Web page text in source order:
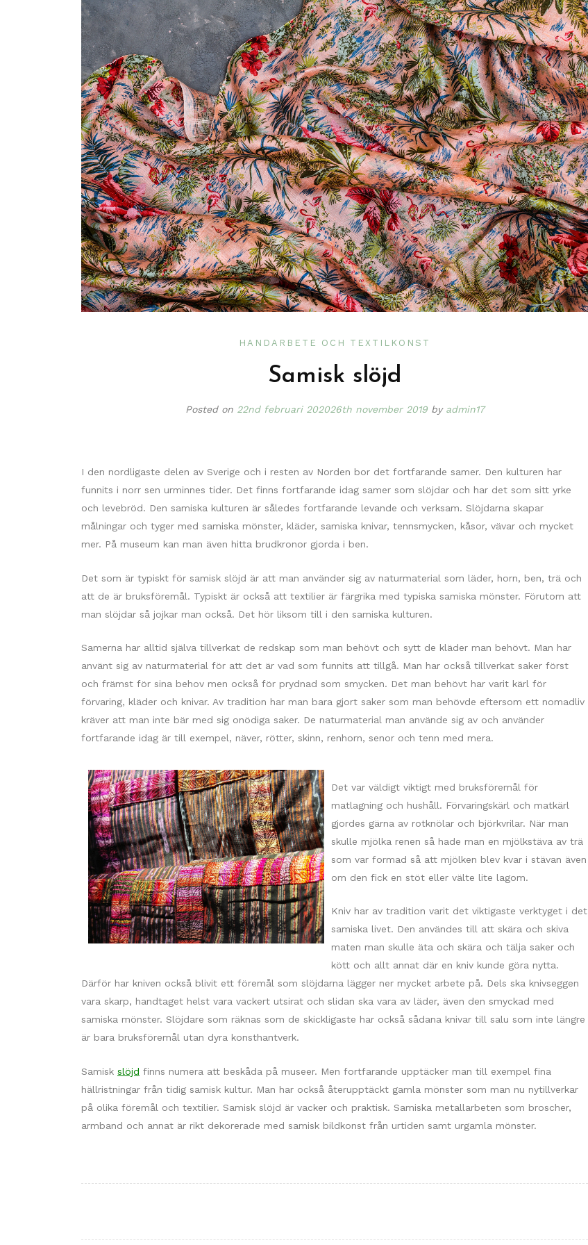
HANDARBETE OCH TEXTILKONST
Samisk slöjd
Posted on 22nd februari 202026th november 2019by admin17
I den nordligaste delen av Sverige och i resten av Norden bor det fortfarande samer. Den kulturen har
funnits i norr sen urminnes tider. Det finns fortfarande idag samer som slöjdar och har det som sitt yrke
och levebröd. Den samiska kulturen är således fortfarande levande och verksam. Slöjdarna skapar
målningar och tyger med samiska mönster, kläder, samiska knivar, tennsmycken, kåsor, vävar och mycket
mer. På museum kan man även hitta brudkronor gjorda i ben.
Det som är typiskt för samisk slöjd är att man använder sig av naturmaterial som läder, horn, ben, trä och
att de är bruksföremål. Typiskt är också att textilier är färgrika med typiska samiska mönster. Förutom att
man slöjdar så jojkar man också. Det hör liksom till i den samiska kulturen.
Samerna har alltid själva tillverkat de redskap som man behövt och sytt de kläder man behövt. Man har
använt sig av naturmaterial för att det är vad som funnits att tillgå. Man har också tillverkat saker först
och främst för sina behov men också för prydnad som smycken. Det man behövt har varit kärl för
förvaring, kläder och knivar. Av tradition har man bara gjort saker som man behövde eftersom ett nomadliv
kräver att man inte bär med sig onödiga saker. De naturmaterial man använde sig av och använder
fortfarande idag är till exempel, näver, rötter, skinn, renhorn, senor och tenn med mera.
Det var väldigt viktigt med bruksföremål för
matlagning och hushåll. Förvaringskärl och matkärl
gjordes gärna av rotknölar och björkvrilar. När man
skulle mjölka renen så hade man en mjölkstäva av trä
som var formad så att mjölken blev kvar i stävan även
om den fick en stöt eller välte lite lagom.
Kniv har av tradition varit det viktigaste verktyget i det
samiska livet. Den användes till att skära och skiva
maten man skulle äta och skära och tälja saker och
kött och allt annat där en kniv kunde göra nytta.
Därför har kniven också blivit ett föremål som slöjdarna lägger ner mycket arbete på. Dels ska knivseggen
vara skarp, handtaget helst vara vackert utsirat och slidan ska vara av läder, även den smyckad med
samiska mönster. Slöjdare som räknas som de skickligaste har också sådana knivar till salu som inte längre
är bara bruksföremål utan dyra konsthantverk.
Samisk slöjd finns numera att beskåda på museer. Men fortfarande upptäcker man till exempel fina
hällristningar från tidig samisk kultur. Man har också återupptäckt gamla mönster som man nu nytillverkar
på olika föremål och textilier. Samisk slöjd är vacker och praktisk. Samiska metallarbeten som broscher,
armband och annat är rikt dekorerade med samisk bildkonst från urtiden samt urgamla mönster.